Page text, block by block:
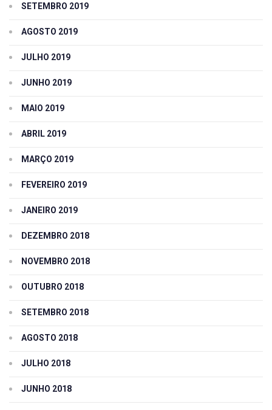
SETEMBRO 2019
AGOSTO 2019
JULHO 2019
JUNHO 2019
MAIO 2019
ABRIL 2019
MARÇO 2019
FEVEREIRO 2019
JANEIRO 2019
DEZEMBRO 2018
NOVEMBRO 2018
OUTUBRO 2018
SETEMBRO 2018
AGOSTO 2018
JULHO 2018
JUNHO 2018